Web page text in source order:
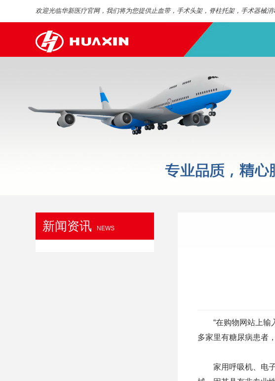
欢迎光临华新医疗官网，我们将为您提供止血带，手术头架，脊柱托架，手术器械
“在购物网站上输入
多家里有糖尿病患者
家用呼吸机、电子
新闻资讯 NEWS